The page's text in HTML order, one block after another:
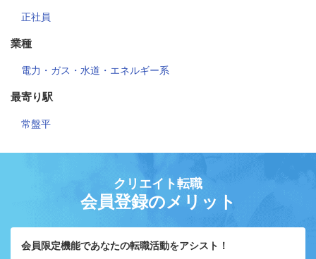
正社員
業種
電力・ガス・水道・エネルギー系
最寄り駅
常盤平
クリエイト転職
会員登録のメリット
会員限定機能であなたの転職活動をアシスト！